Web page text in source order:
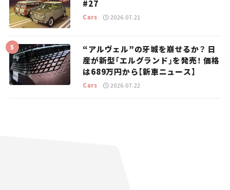
#27
Cars 2026.07.21
“アルヴェル”の牙城を崩せるか？ 日
産が新型「エルグランド」を発売！ 価格
は689万円から【新車ニュース】
Cars 2026.07.22